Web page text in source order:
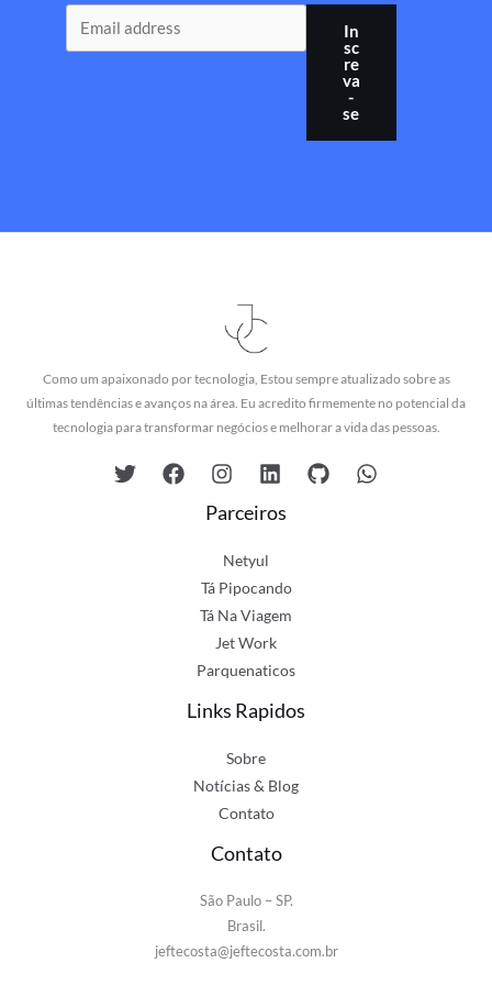
In
sc
re
va
-
se
Como um apaixonado por tecnologia, Estou sempre atualizado sobre as
últimas tendências e avanços na área. Eu acredito firmemente no potencial da
tecnologia para transformar negócios e melhorar a vida das pessoas.
Parceiros
Netyul
Tá Pipocando
Tá Na Viagem
Jet Work
Parquenaticos
Links Rapidos
Sobre
Notícias & Blog
Contato
Contato
São Paulo – SP.
Brasil.
jeftecosta@jeftecosta.com.br